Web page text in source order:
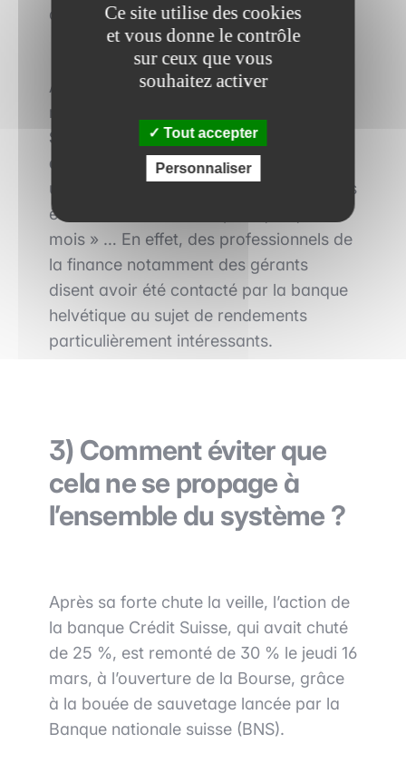
domino à l’image de la banque Lehman.
Aujourd’hui, l’affaire fait parler dans le
monde de la finance car
Suisse semble connaître des
difficultés en termes de liquidité
un gérant, « Credit Suisse ne semble pas
être en bonne santé depuis quelques
mois » … En effet, des professionnels de
la finance notamment des gérants
disent avoir été contacté par la banque
helvétique au sujet de rendements
particulièrement intéressants.
3) Comment éviter que
cela ne se propage à
l’ensemble du système ?
Après sa forte chute la veille, l’action de
la banque Crédit Suisse, qui avait chuté
de 25 %, est remonté de 30 % le jeudi 16
mars, à l’ouverture de la Bourse, grâce
à la bouée de sauvetage lancée par la
Banque nationale suisse (BNS).
Ce site utilise des cookies
et vous donne le contrôle
sur ceux que vous
souhaitez activer
Tout accepter
Personnaliser